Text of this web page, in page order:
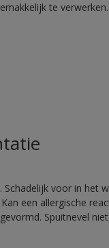
te verwerken.
voor in het
een allergische
Spuitnevel